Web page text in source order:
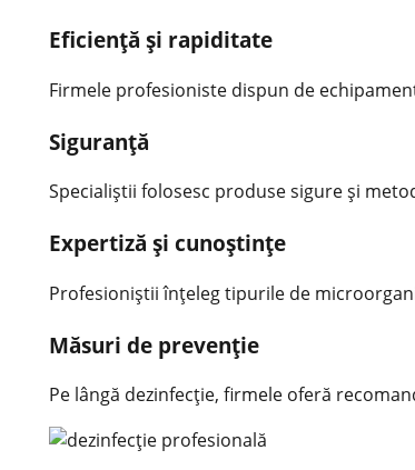
Eficiență și rapiditate
Firmele profesioniste dispun de
Siguranță
Specialiștii folosesc produse sigure și
Expertiză și cunoștințe
Profesioniștii înțeleg tipurile de
Măsuri de prevenție
Pe lângă dezinfecție, firmele oferă